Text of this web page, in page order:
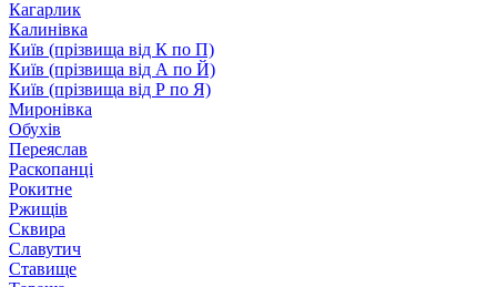
Кагарлик
Калинівка
Київ (прізвища від К по П)
Київ (прізвища від А по Й)
Київ (прізвища від Р по Я)
Миронівка
Обухів
Переяслав
Раскопанці
Рокитне
Ржищів
Сквира
Славутич
Ставище